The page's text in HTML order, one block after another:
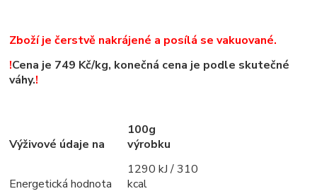
Zboží je čerstvě nakrájené a posílá se vakuované.
!Cena je 749 Kč/kg, konečná cena je podle skutečné
váhy.!
Výživové údaje na
100g
výrobku
Energetická hodnota
1290 kJ / 310
kcal